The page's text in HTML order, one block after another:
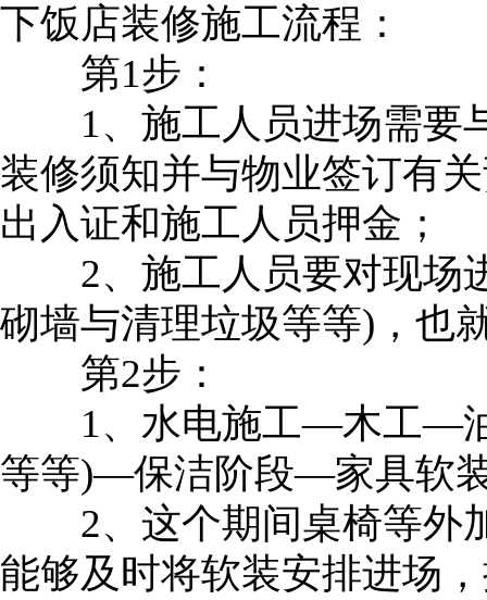
下饭店装修施工流程：
第1步：
1、施工人员进场需要与
装修须知并与物业签订有
出入证和施工人员押金；
2、施工人员要对现场进
砌墙与清理垃圾等等)，也
第2步：
1、水电施工—木工—油
等等)—保洁阶段—家具软
2、这个期间桌椅等外加
能够及时将软装安排进场